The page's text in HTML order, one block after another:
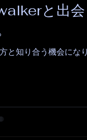
と出
と知り合う機会にな